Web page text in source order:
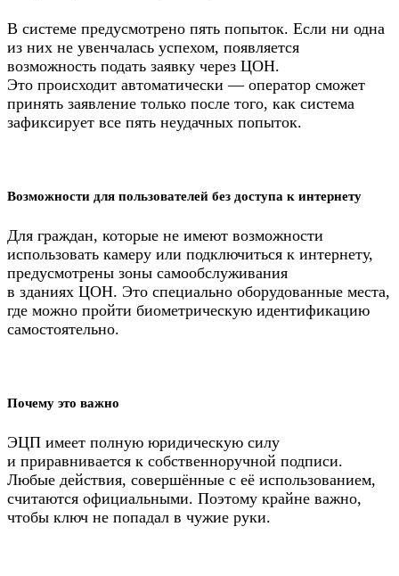
В системе предусмотрено пять попыток. Если ни одна
из них не увенчалась успехом, появляется
возможность подать заявку через ЦОН.
Это происходит автоматически — оператор сможет
принять заявление только после того, как система
зафиксирует все пять неудачных попыток.
Возможности для пользователей без доступа к интернету
Для граждан, которые не имеют возможности
использовать камеру или подключиться к интернету,
предусмотрены зоны самообслуживания
в зданиях ЦОН. Это специально оборудованные места,
где можно пройти биометрическую идентификацию
самостоятельно.
Почему это важно
ЭЦП имеет полную юридическую силу
и приравнивается к собственноручной подписи.
Любые действия, совершённые с её использованием,
считаются официальными. Поэтому крайне важно,
чтобы ключ не попадал в чужие руки.